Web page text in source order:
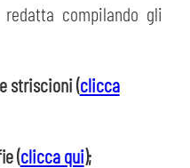
compilando gli
striscioni (clicca
(clicca qui);